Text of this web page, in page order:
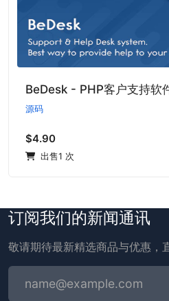
BeDesk - PHP客户支持软
源码
$4.90
出售1 次
订阅我们的新闻通讯
敬请期待最新精选商品与优惠，